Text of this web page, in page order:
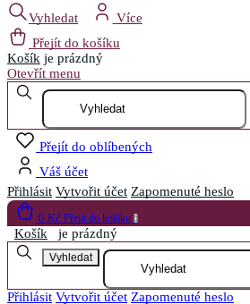
Vyhledat
Více
Přejít do košíku
Košík je prázdný
Otevřít menu
Přejít do oblíbených
Váš účet
Přihlásit Vytvořit účet Zapomenuté heslo
0 Kč Přejít do košíku 0
Košík je prázdný
Vyhledat
Přihlásit Vytvořit účet Zapomenuté heslo